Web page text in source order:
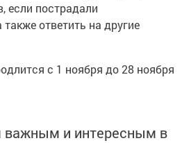
если пострадали
ответить на другие
с 1 ноября до 28 ноября
важным и интересным в